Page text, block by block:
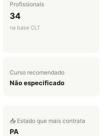
Profissionais
34
na base CLT
Curso recomendado
Não especificado
📥 Estado que mais contrata
PA